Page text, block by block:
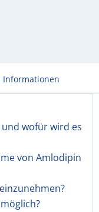
Informationen
wofür wird es
von Amlodipin